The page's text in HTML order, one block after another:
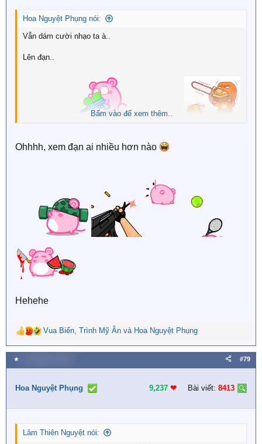
Hoa Nguyệt Phụng nói:
Vẫn dám cười nhạo ta à..
Lên đạn..
Bấm vào để xem thêm..
Ohhhh, xem đạn ai nhiều hơn nào
Hehehe
R
e
a
c
i
n
Vua Biển, Trình Mỹ Ân và Hoa Nguyệt Phụng
★ #79
Hoa Nguyệt Phụng 9,237 ❤︎ Bài viết: 8413
Lâm Thiên Nguyệt nói: